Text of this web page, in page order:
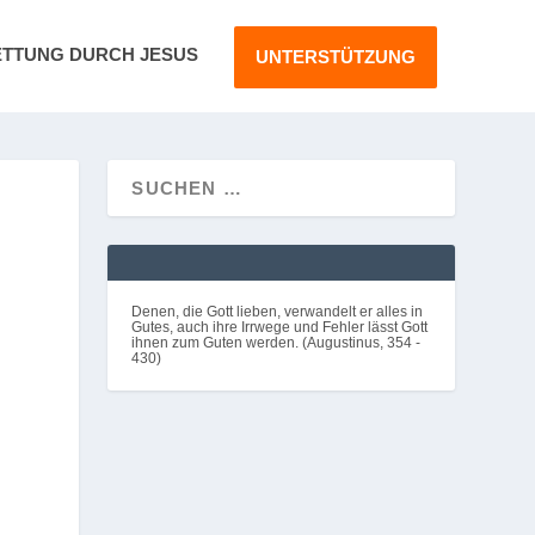
DURCH JESUS UNTERSTÜTZUNG
Denen, die Gott lieben, verwandelt er alles in
Gutes, auch ihre Irrwege und Fehler lässt Gott
ihnen zum Guten werden. (Augustinus, 354 -
430)